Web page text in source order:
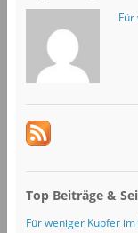
Top Beiträge &
Für weniger Kupfer